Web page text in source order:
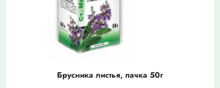
Брусника листья, пачка 50г